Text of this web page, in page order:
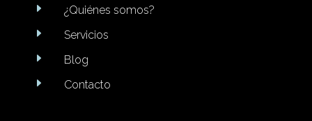
E ¿Quiénes somos?
E Servicios
E Blog
E Contacto